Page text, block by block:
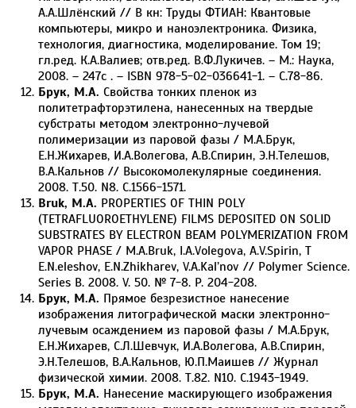
А.А.Шлёнский // В кн: Труды ФТИАН: Квантовые
компьютеры, микро и наноэлектроника. Физика,
технология, диагностика, моделирование. Том 19;
гл.ред. К.А.Валиев; отв.ред. В.Ф.Лукичев. – М.: Наука,
2008. – 247c . – ISBN 978-5-02-036641-1. – C.78-86.
Брук, М.А. Свойства тонких пленок из
политетрафторэтилена, нанесенных на твердые
субстраты методом электронно-лучевой
полимеризации из паровой фазы / М.А.Брук,
Е.Н.Жихарев, И.А.Волегова, А.В.Спирин, Э.Н.Телешов,
В.А.Кальнов // Высокомолекулярные соединения.
2008. Т.50. N8. С.1566-1571.
Bruk, M.A. PROPERTIES OF THIN POLY
(TETRAFLUOROETHYLENE) FILMS DEPOSITED ON SOLID
SUBSTRATES BY ELECTRON BEAM POLYMERIZATION FROM
VAPOR PHASE / M.A.Bruk, I.A.Volegova, A.V.Spirin, T
E.N.eleshov, E.N.Zhikharev, V.A.Kal’nov // Polymer Science.
Series B. 2008. V. 50. № 7-8. P. 204-208.
Брук, М.А. Прямое безрезистное нанесение
изображения литографической маски электронно-
лучевым осаждением из паровой фазы / М.А.Брук,
Е.Н.Жихарев, С.Л.Шевчук, И.А.Волегова, А.В.Спирин,
Э.Н.Телешов, В.А.Кальнов, Ю.П.Маишев // Журнал
физической химии. 2008. Т.82. N10. С.1943-1949.
Брук, М.А. Нанесение маскирующего изображения